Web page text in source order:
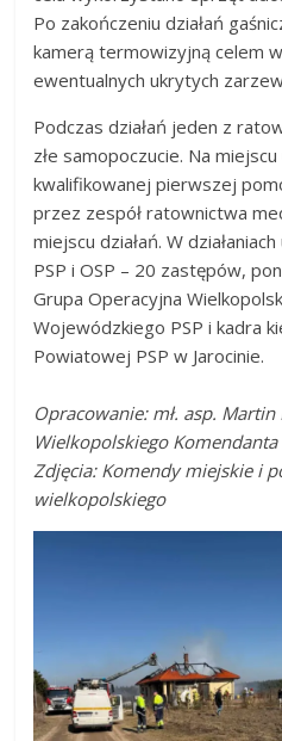
Po zakończeniu działań
kamerą termowizyjną celem
ewentualnych ukrytych
Podczas działań jeden z
złe samopoczucie. Na
kwalifikowanej pierwszej
przez zespół ratownictwa
miejscu działań. W
PSP i OSP – 20 zastępów,
Grupa Operacyjna
Wojewódzkiego PSP i kadra
Powiatowej PSP w Jarocinie.
Opracowanie: mł. asp.
Wielkopolskiego
Zdjęcia: Komendy miejskie i
wielkopolskiego